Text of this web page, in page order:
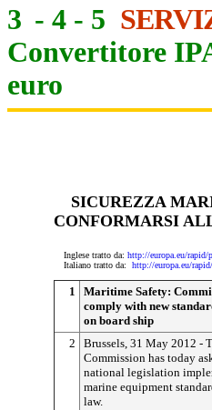
3 - 4 - 5
Convertitore
euro
SICUREZZA
CONFORMARSI
Inglese tratto da: http://europa.eu/rapid/
Italiano tratto da: http://europa.eu/
1
Maritime Safety:
comply with new
on board ship
2
Brussels, 31 May 2012 -
Commission has today
national legislation
marine equipment
law.